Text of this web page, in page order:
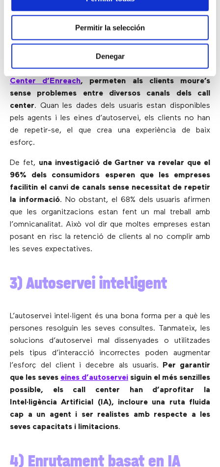
Permitir la selección
Denegar
2) Capacitats omnicanal
Les solucions omnicanal, com l’Omnichannel Contact
Center d’Enreach, permeten als clients moure’s
sense problemes entre diversos canals dels call
center. Quan les dades dels usuaris estan disponibles
pels agents i les eines d’autoservei, els clients no han
de repetir-se, el que crea una experiència de baix
esforç.
De fet, una investigació de Gartner va revelar que el
96% dels consumidors esperen que les empreses
facilitin el canvi de canals sense necessitat de repetir
la informació. No obstant, el 68% dels usuaris afirmen
que les organitzacions estan fent un mal treball amb
l’omnicanalitat. Això vol dir que moltes empreses estan
posant en risc la retenció de clients al no complir amb
les seves expectatives.
3) Autoservei intel·ligent
L’autoservei intel·ligent és una bona forma per a què les
persones resolguin les seves consultes. Tanmateix, les
solucions d’autoservei mal dissenyades o utilitzades
pels tipus d’interacció incorrectes poden augmentar
l’esforç del client i decebre als usuaris.
Per garantir
que les seves eines d’autoservei siguin el més senzilles
possible, els call center han d’aprofitar la
Intel·ligència Artificial (IA), incloure una ruta fluida
cap a un agent i ser realistes amb respecte a les
seves capacitats i limitacions.
4) Enrutament basat en IA